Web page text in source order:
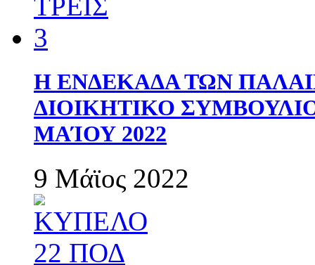
Η ΕΝΔΕΚΑΔΑ ΤΩΝ
ΔΙΟΙΚΗΤΙΚΟ
ΜΑΊΟΥ 2022
9 Μάϊος 2022